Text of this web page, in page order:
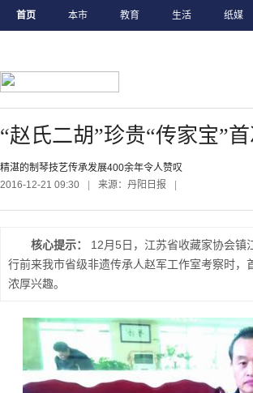
首页 本市 教育 生活 纸媒
“赵氏二胡”珍贵“传家宝”
精湛的制琴技艺传承发展400余年令人赞叹
2016-12-21 09:30
来源：丹阳日报
核心提示：
12月5日，江苏省收藏家协会镇
行前来我市省级非遗传承人赵军工作室考察时，
浓厚兴趣。